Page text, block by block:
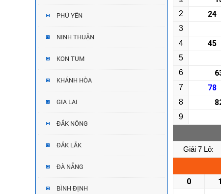
PHÚ YÊN
NINH THUẬN
KON TUM
KHÁNH HÒA
GIA LAI
ĐẮK NÔNG
ĐẮK LẮK
ĐÀ NẴNG
BÌNH ĐỊNH
2 24
3
4 45
5
6
7 78
8
9
Giải 7 Lô:
0 1